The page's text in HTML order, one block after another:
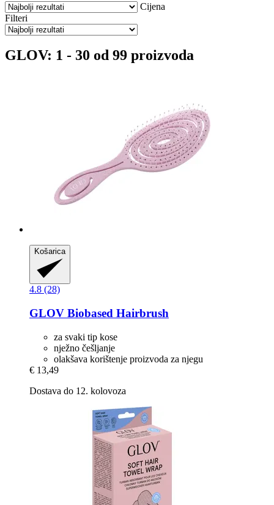
Cijena
Filteri
GLOV: 1 - 30 od 99 proizvoda
Košarica
4.8 (28)
GLOV Biobased Hairbrush
za svaki tip kose
nježno češljanje
olakšava korištenje proizvoda za njegu
€ 13,49
Dostava do 12. kolovoza